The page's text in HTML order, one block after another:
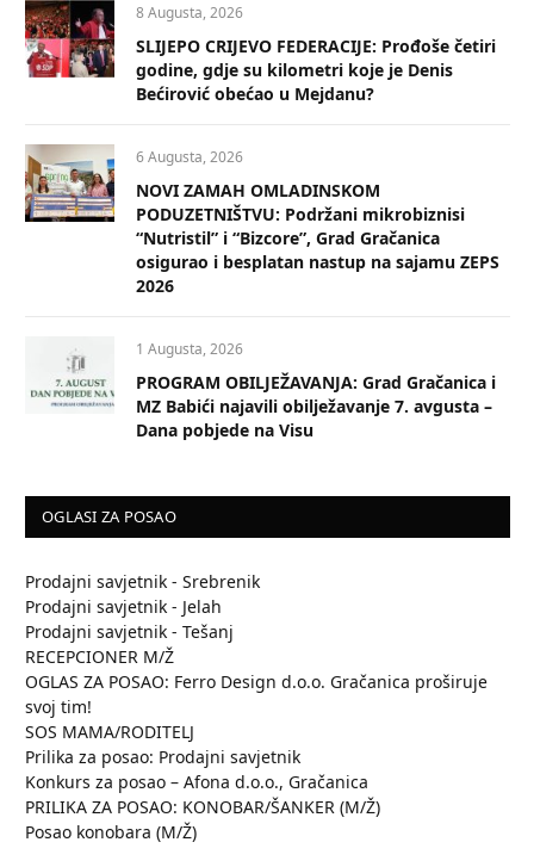
8 Augusta, 2026
SLIJEPO CRIJEVO FEDERACIJE: Prođoše četiri
godine, gdje su kilometri koje je Denis
Bećirović obećao u Mejdanu?
6 Augusta, 2026
NOVI ZAMAH OMLADINSKOM
PODUZETNIŠTVU: Podržani mikrobiznisi
“Nutristil” i “Bizcore”, Grad Gračanica
osigurao i besplatan nastup na sajamu ZEPS
2026
1 Augusta, 2026
PROGRAM OBILJEŽAVANJA: Grad Gračanica i
MZ Babići najavili obilježavanje 7. avgusta –
Dana pobjede na Visu
OGLASI ZA POSAO
Prodajni savjetnik - Srebrenik
Prodajni savjetnik - Jelah
Prodajni savjetnik - Tešanj
RECEPCIONER M/Ž
OGLAS ZA POSAO: Ferro Design d.o.o. Gračanica proširuje
svoj tim!
SOS MAMA/RODITELJ
Prilika za posao: Prodajni savjetnik
Konkurs za posao – Afona d.o.o., Gračanica
PRILIKA ZA POSAO: KONOBAR/ŠANKER (M/Ž)
Posao konobara (M/Ž)